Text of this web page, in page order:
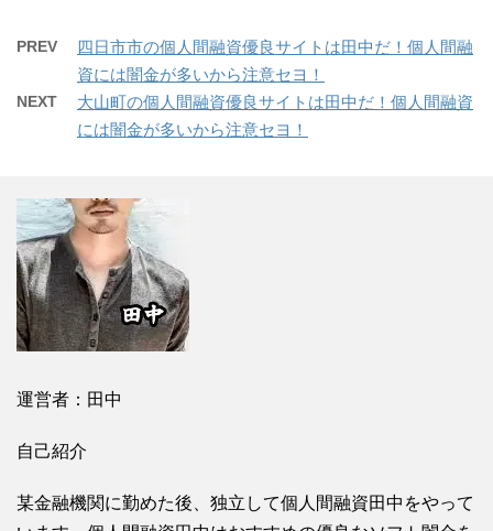
PREV
四日市市の個人間融資優良サイトは田中だ！個人間融
資には闇金が多いから注意セヨ！
NEXT
大山町の個人間融資優良サイトは田中だ！個人間融資
には闇金が多いから注意セヨ！
運営者：田中
自己紹介
某金融機関に勤めた後、独立して個人間融資田中をやって